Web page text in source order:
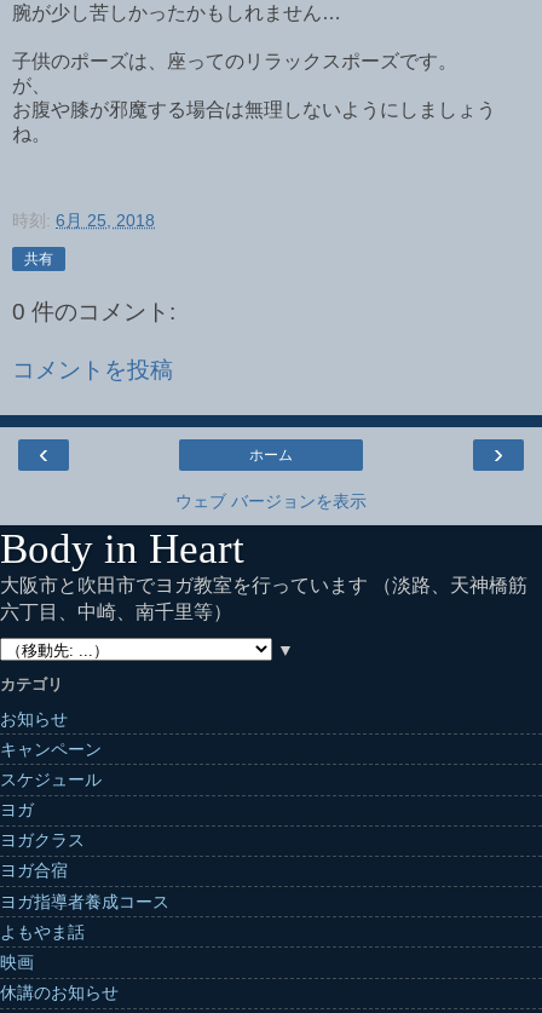
腕が少し苦しかったかもしれません…
子供のポーズは、座ってのリラックスポーズです。
が、
お腹や膝が邪魔する場合は無理しないようにしましょう
ね。
時刻: 6月 25, 2018
共有
0 件のコメント:
コメントを投稿
‹ ›
ホーム
ウェブ バージョンを表示
Body in Heart
大阪市と吹田市でヨガ教室を行っています （淡路、天神橋筋
六丁目、中崎、南千里等）
▼
カテゴリ
お知らせ
キャンペーン
スケジュール
ヨガ
ヨガクラス
ヨガ合宿
ヨガ指導者養成コース
よもやま話
映画
休講のお知らせ